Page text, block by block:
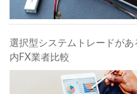
選択型システムトレードがあ
内FX業者比較